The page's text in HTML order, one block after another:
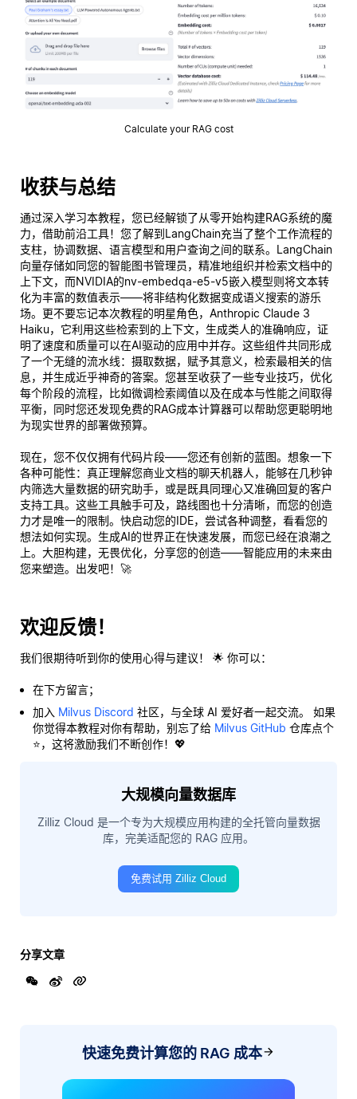
Calculate your RAG cost
收获与总结
通过深入学习本教程，您已经解锁了从零开始构建RAG系统的魔
力，借助前沿工具！您了解到LangChain充当了整个工作流程的
支柱，协调数据、语言模型和用户查询之间的联系。LangChain
向量存储如同您的智能图书管理员，精准地组织并检索文档中的
上下文，而NVIDIA的nv-embedqa-e5-v5嵌入模型则将文本转
化为丰富的数值表示——将非结构化数据变成语义搜索的游乐
场。更不要忘记本次教程的明星角色，Anthropic Claude 3
Haiku，它利用这些检索到的上下文，生成类人的准确响应，证
明了速度和质量可以在AI驱动的应用中并存。这些组件共同形成
了一个无缝的流水线：摄取数据，赋予其意义，检索最相关的信
息，并生成近乎神奇的答案。您甚至收获了一些专业技巧，优化
每个阶段的流程，比如微调检索阈值以及在成本与性能之间取得
平衡，同时您还发现免费的RAG成本计算器可以帮助您更聪明地
为现实世界的部署做预算。
现在，您不仅仅拥有代码片段——您还有创新的蓝图。想象一下
各种可能性：真正理解您商业文档的聊天机器人，能够在几秒钟
内筛选大量数据的研究助手，或是既具同理心又准确回复的客户
支持工具。这些工具触手可及，路线图也十分清晰，而您的创造
力才是唯一的限制。快启动您的IDE，尝试各种调整，看看您的
想法如何实现。生成AI的世界正在快速发展，而您已经在浪潮之
上。大胆构建，无畏优化，分享您的创造——智能应用的未来由
您来塑造。出发吧！🚀
欢迎反馈！
我们很期待听到你的使用心得与建议！ 🌟 你可以：
在下方留言；
加入 Milvus Discord 社区，与全球 AI 爱好者一起交流。 如果
你觉得本教程对你有帮助，别忘了给 Milvus GitHub 仓库点个
⭐，这将激励我们不断创作！💖
大规模向量数据库
Zilliz Cloud 是一个专为大规模应用构建的全托管向量数据
库，完美适配您的 RAG 应用。
免费试用 Zilliz Cloud
分享文章
快速免费计算您的 RAG 成本